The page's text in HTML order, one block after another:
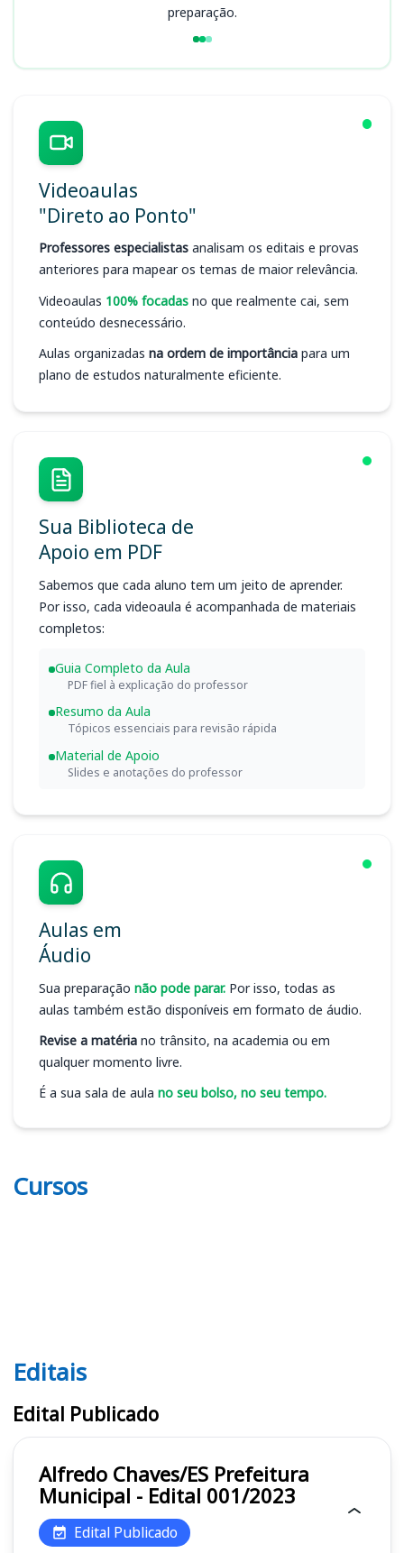
preparação.
Videoaulas
"Direto ao Ponto"
Professores especialistas analisam os editais e provas
anteriores para mapear os temas de maior relevância.
Videoaulas 100% focadas no que realmente cai, sem
conteúdo desnecessário.
Aulas organizadas na ordem de importância para um
plano de estudos naturalmente eficiente.
Sua Biblioteca de
Apoio em PDF
Sabemos que cada aluno tem um jeito de aprender.
Por isso, cada videoaula é acompanhada de materiais
completos:
Guia Completo da Aula
PDF fiel à explicação do professor
Resumo da Aula
Tópicos essenciais para revisão rápida
Material de Apoio
Slides e anotações do professor
Aulas em
Áudio
Sua preparação não pode parar. Por isso, todas as
aulas também estão disponíveis em formato de áudio.
Revise a matéria no trânsito, na academia ou em
qualquer momento livre.
É a sua sala de aula no seu bolso, no seu tempo.
Cursos
Editais
Editais
Edital Publicado
Alfredo Chaves/ES Prefeitura
Municipal - Edital 001/2023
Edital Publicado